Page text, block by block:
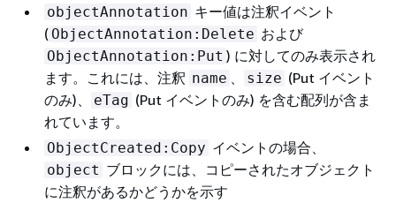
objectAnnotation キー値は注釈イベント
( ObjectAnnotation:Delete および
ObjectAnnotation:Put ) に対してのみ表示され
ます。これには、注釈 name 、 size (Put イベント
のみ)、
eTag (Put イベントのみ) を含む配列が含ま
れています。
ObjectCreated:Copy イベントの場合、
object ブロックには、コピーされたオブジェクト
に注釈があるかどうかを示す